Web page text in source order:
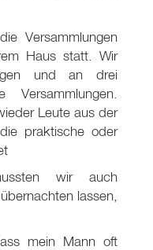
Versammlungen
Haus statt. Wir
und an drei
Leute aus der
praktische oder
wir auch
lassen,
mein Mann oft